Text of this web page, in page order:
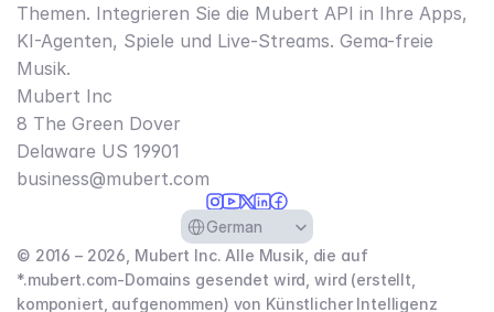
Themen. Integrieren Sie die Mubert API in Ihre Apps,
KI-Agenten, Spiele und Live-Streams. Gema-freie
Musik.
Mubert Inc
8 The Green Dover
Delaware US 19901​
business@mubert.com
Select Language
German
© 2016 – 2026, Mubert Inc. Alle Musik, die auf
*.mubert.com-Domains gesendet wird, wird (erstellt,
komponiert, aufgenommen) von Künstlicher Intelligenz